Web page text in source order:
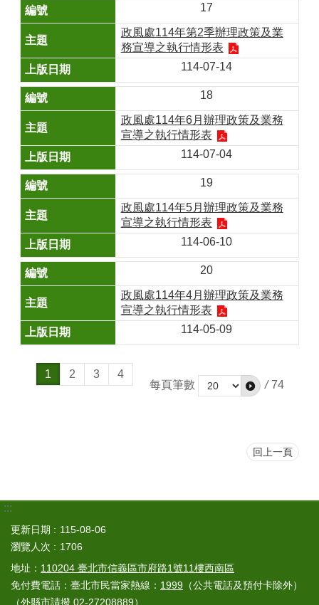
17
政風處114年第2季辦理政策及業
務宣導之執行情形表
114-07-14
18
政風處114年6月辦理政策及業務
宣導之執行情形表
114-07-04
19
政風處114年5月辦理政策及業務
宣導之執行情形表
114-06-10
20
政風處114年4月辦理政策及業務
宣導之執行情形表
114-05-09
1 2 3
4
每頁筆數
/ 74
回上一頁
:::
更新日期
115-08-06
瀏覽人次
1706
地址： 110204 臺北市信義區市府路1號11樓西南區
免付費電話：臺北市民當家熱線： 1999 （公共電話及預付卡除外）
（外縣市請撥 02-27208889）